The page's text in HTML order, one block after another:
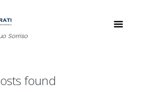
Sorriso
found